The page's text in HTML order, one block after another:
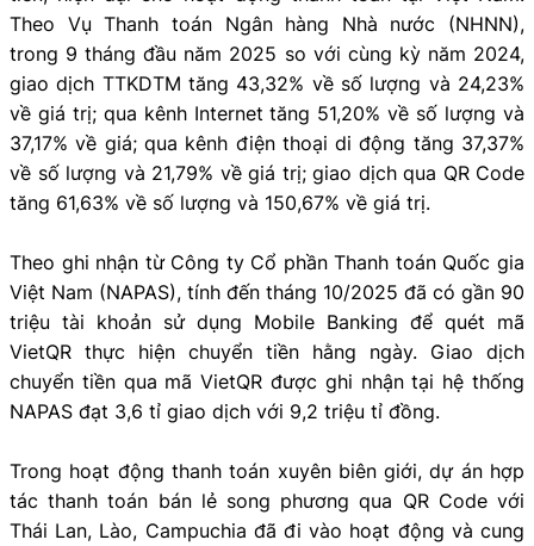
Theo Vụ Thanh toán Ngân hàng Nhà nước (NHNN),
trong 9 tháng đầu năm 2025 so với cùng kỳ năm 2024,
giao dịch TTKDTM tăng 43,32% về số lượng và 24,23%
về giá trị; qua kênh Internet tăng 51,20% về số lượng và
37,17% về giá; qua kênh điện thoại di động tăng 37,37%
về số lượng và 21,79% về giá trị; giao dịch qua QR Code
tăng 61,63% về số lượng và 150,67% về giá trị.
Theo ghi nhận từ Công ty Cổ phần Thanh toán Quốc gia
Việt Nam (NAPAS), tính đến tháng 10/2025 đã có gần 90
triệu tài khoản sử dụng Mobile Banking để quét mã
VietQR thực hiện chuyển tiền hằng ngày. Giao dịch
chuyển tiền qua mã VietQR được ghi nhận tại hệ thống
NAPAS đạt 3,6 tỉ giao dịch với 9,2 triệu tỉ đồng.
Trong hoạt động thanh toán xuyên biên giới, dự án hợp
tác thanh toán bán lẻ song phương qua QR Code với
Thái Lan, Lào, Campuchia đã đi vào hoạt động và cung